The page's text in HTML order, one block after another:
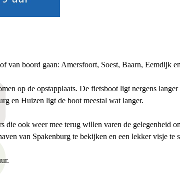
van boord gaan: Amersfoort, Soest, Baarn, Eemdijk
op de opstapplaats. De fietsboot ligt nergens
en Huizen ligt de boot meestal wat langer.
die ook weer mee terug willen varen de gelegenheid
van Spakenburg te bekijken en een lekker visje te